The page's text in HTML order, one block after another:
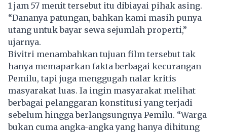
1 jam 57 menit tersebut itu dibiayai pihak asing.
“Dananya patungan, bahkan kami masih punya
utang untuk bayar sewa sejumlah properti,”
ujarnya.
Bivitri menambahkan tujuan film tersebut tak
hanya memaparkan fakta berbagai kecurangan
Pemilu, tapi juga menggugah nalar kritis
masyarakat luas. Ia ingin masyarakat melihat
berbagai pelanggaran konstitusi yang terjadi
sebelum hingga berlangsungnya Pemilu. “Warga
bukan cuma angka-angka yang hanya dihitung